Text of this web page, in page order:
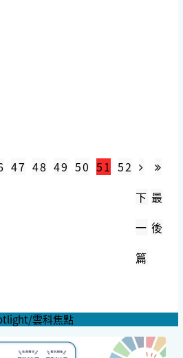
47 48 49 50 51 52
下
一
篇
最
後
雲科焦點